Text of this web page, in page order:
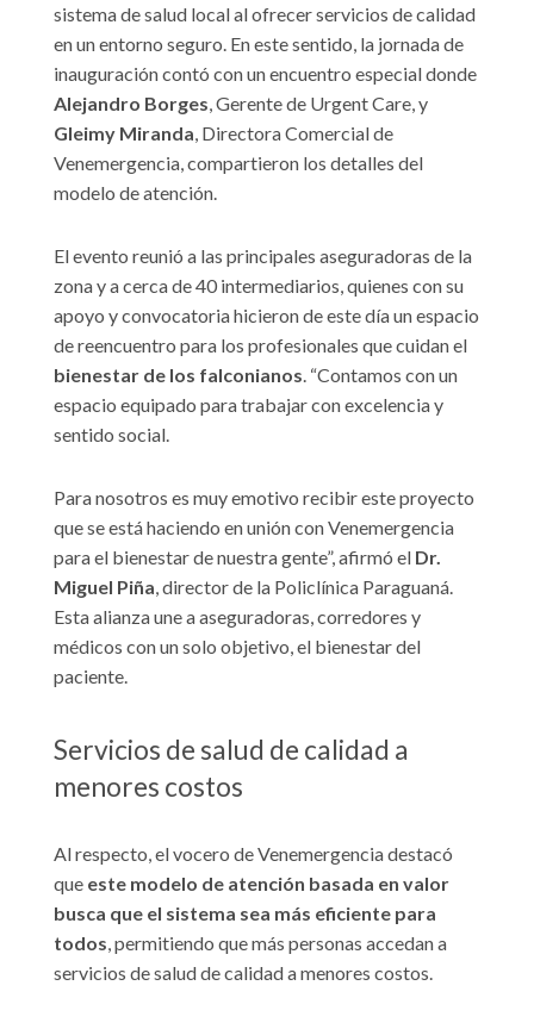
sistema de salud local al ofrecer servicios de calidad
en un entorno seguro. En este sentido, la jornada de
inauguración contó con un encuentro especial donde
Alejandro Borges, Gerente de Urgent Care, y
Gleimy Miranda, Directora Comercial de
Venemergencia, compartieron los detalles del
modelo de atención.
El evento reunió a las principales aseguradoras de la
zona y a cerca de 40 intermediarios, quienes con su
apoyo y convocatoria hicieron de este día un espacio
de reencuentro para los profesionales que cuidan el
bienestar de los falconianos. “Contamos con un
espacio equipado para trabajar con excelencia y
sentido social.
Para nosotros es muy emotivo recibir este proyecto
que se está haciendo en unión con Venemergencia
para el bienestar de nuestra gente”, afirmó el Dr.
Miguel Piña, director de la Policlínica Paraguaná.
Esta alianza une a aseguradoras, corredores y
médicos con un solo objetivo, el bienestar del
paciente.
Servicios de salud de calidad a
menores costos
Al respecto, el vocero de Venemergencia destacó
que este modelo de atención basada en valor
busca que el sistema sea más eficiente para
todos, permitiendo que más personas accedan a
servicios de salud de calidad a menores costos.